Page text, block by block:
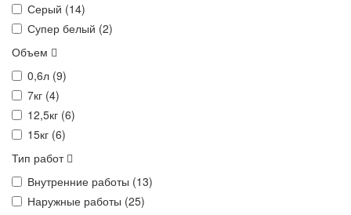
Серый (14)
Супер белый (2)
Объем
0,6л (9)
7кг (4)
12,5кг (6)
15кг (6)
Тип работ
Внутренние работы (13)
Наружные работы (25)